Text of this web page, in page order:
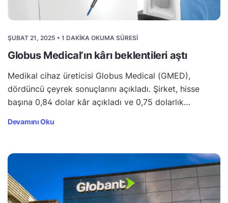
ŞUBAT 21, 2025 • 1 DAKIKA OKUMA SÜRESI
Globus Medical’ın kârı beklentileri aştı
Medikal cihaz üreticisi Globus Medical (GMED),
dördüncü çeyrek sonuçlarını açıkladı. Şirket, hisse
başına 0,84 dolar kâr açıkladı ve 0,75 dolarlık…
Devamını Oku